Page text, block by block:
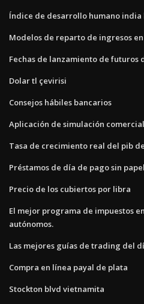
Índice de desarrollo humano india
Modelos de reparto de ingresos
Fechas de lanzamiento de futuros
Dolar tl çevirisi
Consejos hábiles bancarios
Aplicación de simulación comercial
Tasa de crecimiento real del pib
Préstamos de día de pago sin
Precio de los cubiertos por libra
El mejor programa de impuestos
autónomos.
Las mejores guías de trading del
Compra en línea payal de plata
Stockton blvd vietnamita